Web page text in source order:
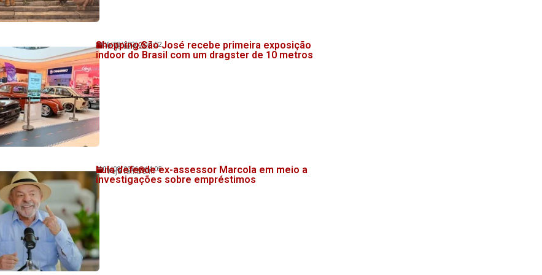
Veja também!
06/08/2026 14:52
Shopping São José recebe primeira exposição
indoor do Brasil com um dragster de 10 metros
Veja também!
06/08/2026 14:05
Lula defende ex-assessor Marcola em meio a
investigações sobre empréstimos